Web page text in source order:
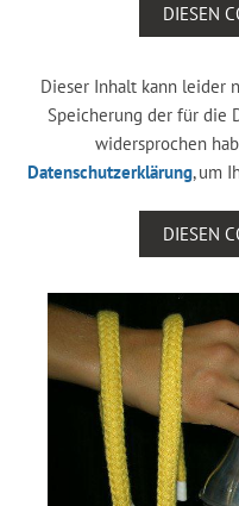
DIESEN
Dieser Inhalt kann leider
Speicherung der für die
widersprochen
Datenschutzerklärung, um
DIESEN